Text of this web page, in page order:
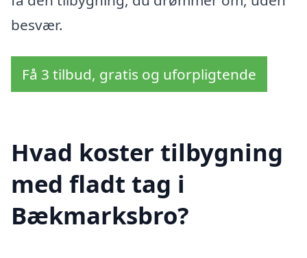
besvær.
Få 3 tilbud, gratis og uforpligtende
Hvad koster tilbygning
med fladt tag i
Bækmarksbro?